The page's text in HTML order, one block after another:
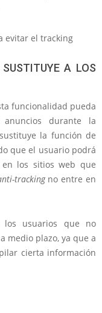
A LOS
funcionalidad pueda
anuncios durante la
la función de
que el usuario podrá
los sitios web que
trackingno entre en
usuarios que no
medio plazo, ya que a
cierta información